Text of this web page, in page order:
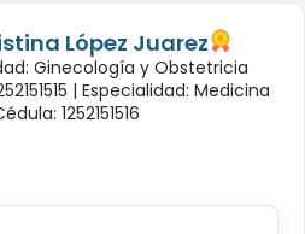
López Juarez
Ginecología y Obstetricia
| Especialidad: Medicina
1252151516